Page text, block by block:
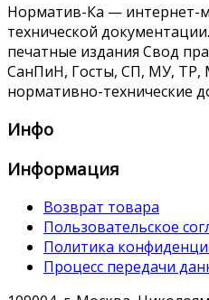
Норматив-Ка — интернет-
технической
печатные издания Свод
СанПиН, Госты, СП, МУ, ТР,
нормативно-технические
Инфо
Информация
Возврат товара
Пользовательское
Политика
Процесс передачи